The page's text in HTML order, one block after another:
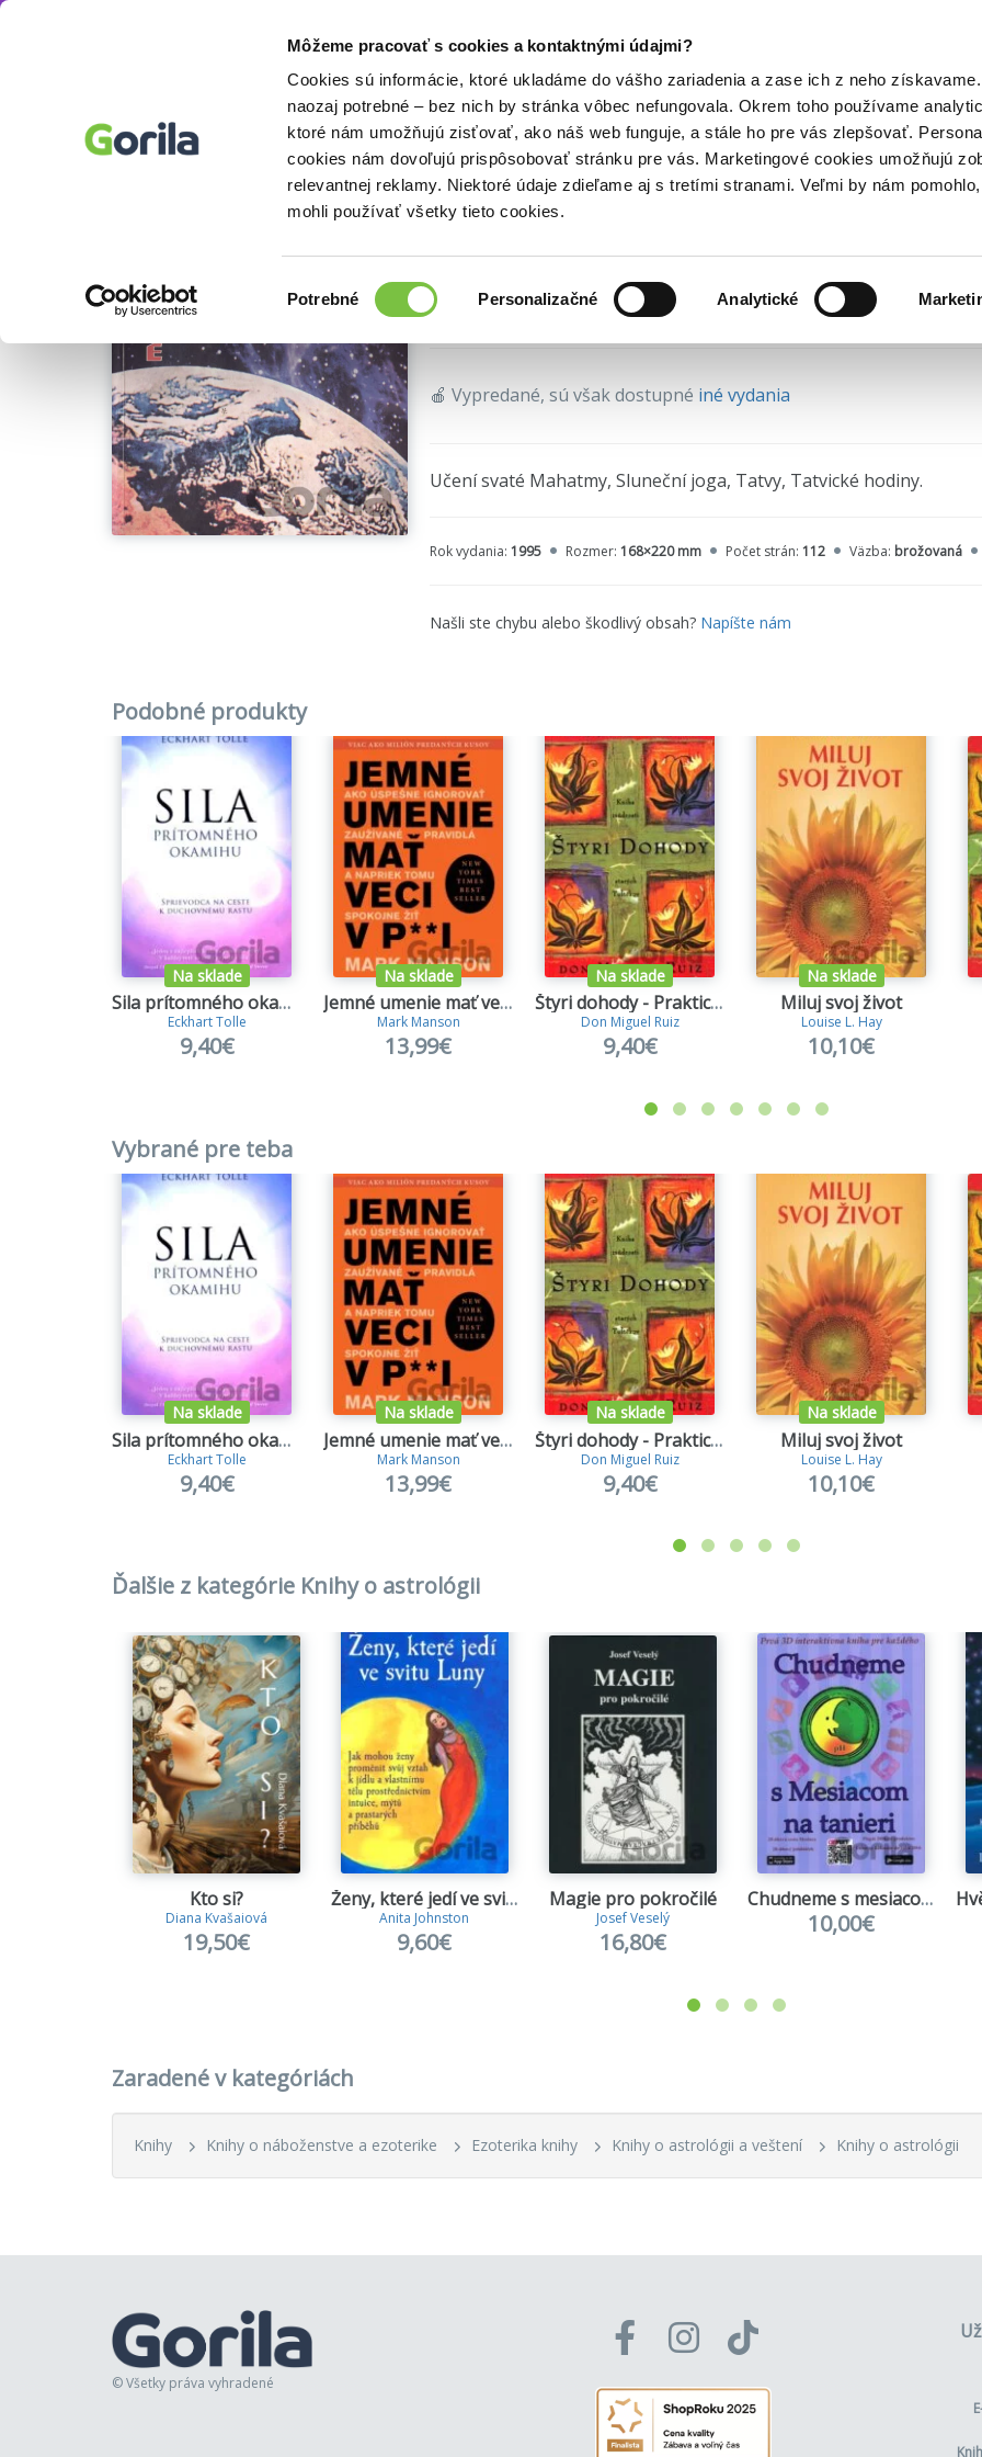
Môžeme pracovať s cookies a kontaktnými údajmi?
Cookies sú informácie, ktoré ukladáme do vášho zariadenia a zase ich z neho
naozaj potrebné – bez nich by stránka vôbec nefungovala. Okrem toho používame
ktoré nám umožňujú zisťovať, ako náš web funguje, a stále ho pre vás zlepšovať.
cookies nám dovoľujú prispôsobovať stránku pre vás. Marketingové cookies umožňujú
relevantnej reklamy. Niektoré údaje zdieľame aj s tretími stranami. Veľmi by nám
mohli používať všetky tieto cookies.
súhlasu
Potrebné Personalizačné Analytické
Doplnky
Knihy o náboženstve a ezoterike Ezoterika knihy Knihy o astrológii a veštení
Učení svaté Mahatmy,
prečítaná (bazár kníh)
opotrebovaný stav = prečítaná kniha môže mať
Laňa Kaplická•Svatá Mahatma (1995)
🍎 Vypredané, sú však dostupné iné vydania
Učení svaté Mahatmy, Sluneční joga, Tatvy, Tatvické hodiny.
Rok vydania: 1995 Rozmer: 168×220 mm Počet strán: 112 Väzba: brožovaná
Našli ste chybu alebo škodlivý obsah? Napíšte nám
Podobné produkty
Na sklade
Sila prítomného okamihu
Eckhart Tolle
9,40€
Na sklade
Jemné umenie mať veci v paži
Mark Manson
13,99€
Na sklade
Štyri dohody - Praktický sprievodca k osobnej slobode
Don Miguel Ruiz
9,40€
Na sklade
Miluj svoj život
Louise L. Hay
10,10€
Vybrané pre teba
Na sklade
Sila prítomného okamihu
Eckhart Tolle
9,40€
Na sklade
Jemné umenie mať veci v paži
Mark Manson
13,99€
Na sklade
Štyri dohody - Praktický sprievodca k osobnej slobode
Don Miguel Ruiz
9,40€
Na sklade
Miluj svoj život
Louise L. Hay
10,10€
Ďalšie z kategórie Knihy o astrológii
Kto si?
Diana Kvašaiová
19,50€
Ženy, které jedí ve svitu Luny
Anita Johnston
9,60€
Magie pro pokročilé
Josef Veselý
16,80€
Chudneme s mesiacom na tanieri
10,00€
Zaradené v kategóriách
Knihy Knihy o náboženstve a ezoterike Ezoterika knihy Knihy o astrológii a veštení Knihy o astrológii
© Všetky práva vyhradené